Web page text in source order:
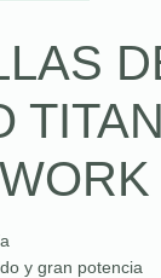
y gran potencia